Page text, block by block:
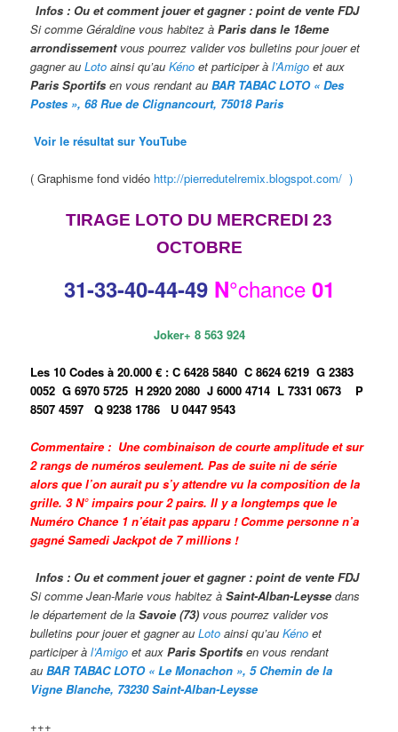
Infos : Ou et comment jouer et gagner : point de vente FDJ
Si comme Géraldine vous habitez àParis dans le 18eme
arrondissement vous pourrez valider vos bulletins pour jouer et
gagner auLoto ainsi qu’auKéno et participer àl’Amigo et aux
Paris Sportifs en vous rendant auBAR TABAC LOTO « Des
Postes », 68 Rue de Clignancourt, 75018 Paris
Voir le résultat sur YouTube
( Graphisme fond vidéo http://pierredutelremix.blogspot.com/ )
TIRAGE LOTO DU MERCREDI 23
OCTOBRE
31-33-40-44-49 N°chance01
Joker+ 8 563 924
Les 10 Codes à 20.000 € :C 6428 5840C 8624 6219G 2383
0052G 6970 5725H 2920 2080J 6000 4714 L 7331 0673 P
8507 4597Q 9238 1786 U 0447 9543
Commentaire : Une combinaison de courte amplitude et sur
2 rangs de numéros seulement. Pas de suite ni de série
alors que l’on aurait pu s’y attendre vu la composition de la
grille. 3 N° impairs pour 2 pairs. Il y a longtemps que le
Numéro Chance 1 n’était pas apparu ! Comme personne n’a
gagné Samedi Jackpot de 7 millions !
Infos : Ou et comment jouer et gagner : point de vente FDJ
Si comme Jean-Marie vous habitez àSaint-Alban-Leysse dans
le département de laSavoie (73) vous pourrez valider vos
bulletins pour jouer et gagner auLoto ainsi qu’auKéno et
participer àl’Amigo et auxParis Sportifs en vous rendant
auBAR TABAC LOTO « Le Monachon », 5 Chemin de la
Vigne Blanche, 73230 Saint-Alban-Leysse
+++